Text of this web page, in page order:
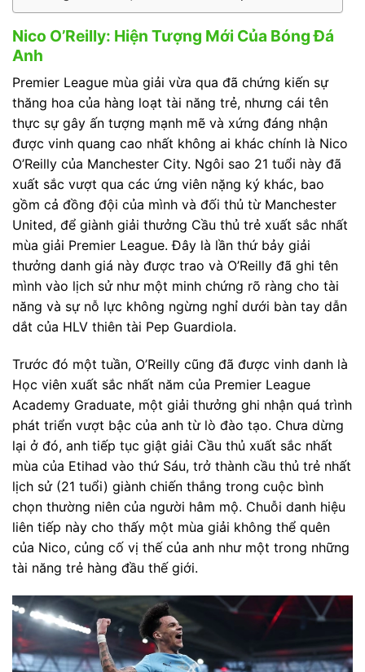
Nico O’Reilly: Hiện Tượng Mới Của Bóng Đá
Anh
Premier League mùa giải vừa qua đã chứng kiến sự
thăng hoa của hàng loạt tài năng trẻ, nhưng cái tên
thực sự gây ấn tượng mạnh mẽ và xứng đáng nhận
được vinh quang cao nhất không ai khác chính là Nico
O’Reilly của Manchester City. Ngôi sao 21 tuổi này đã
xuất sắc vượt qua các ứng viên nặng ký khác, bao
gồm cả đồng đội của mình và đối thủ từ Manchester
United, để giành giải thưởng Cầu thủ trẻ xuất sắc nhất
mùa giải Premier League. Đây là lần thứ bảy giải
thưởng danh giá này được trao và O’Reilly đã ghi tên
mình vào lịch sử như một minh chứng rõ ràng cho tài
năng và sự nỗ lực không ngừng nghỉ dưới bàn tay dẫn
dắt của HLV thiên tài Pep Guardiola.
Trước đó một tuần, O’Reilly cũng đã được vinh danh là
Học viên xuất sắc nhất năm của Premier League
Academy Graduate, một giải thưởng ghi nhận quá trình
phát triển vượt bậc của anh từ lò đào tạo. Chưa dừng
lại ở đó, anh tiếp tục giật giải Cầu thủ xuất sắc nhất
mùa của Etihad vào thứ Sáu, trở thành cầu thủ trẻ nhất
lịch sử (21 tuổi) giành chiến thắng trong cuộc bình
chọn thường niên của người hâm mộ. Chuỗi danh hiệu
liên tiếp này cho thấy một mùa giải không thể quên
của Nico, củng cố vị thế của anh như một trong những
tài năng trẻ hàng đầu thế giới.